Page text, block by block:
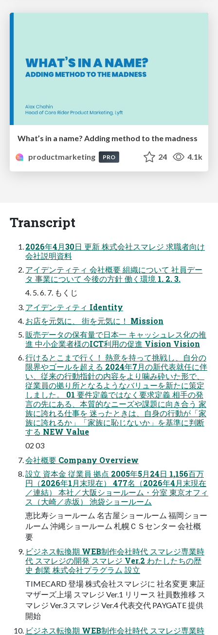
What’s in a name? Adding method to the madness
productmarketing
PRO 24 4.1k
Transcript
2026年4月30日 更新 株式会社スマレジ 求職者向け
会社説明資料
アイデンティティ 会社概要 組織について 社員デー
タ 事業について 今後の方針 働く環境 1. 2. 3.
4. 5. 6. 7. もくじ
アイデンティティ Identity
お店を元気に、 街を元気に！ Mission
販売データの保有量で日本一 キャッシュレス化の推
進 中小企業者様のICT利用の促進 Vision Vision
行けるとこまで行く！ 熱意を持って挑戦し、自分の
限界やゴールを超える 2024年7月の新代表就任に伴
い、従来の行動指針の内容をより噛み砕いた形で、
従業員の拠り所となるようなバリューを新たに策定
しました。 01 要件定義ではなく要求定義 相手の発
言の先にある、本質的なニーズや課題に向き合う 家
族に誇れる仕事を 迷ったときは、自身の行動が「家
族に誇れるか」「家族に恥じないか」を基準に判断
する NEW Value
02 03
会社概要 Company Overview
設立 資本金 従業員 拠点 2005年5月24日 1,156百万
円（2026年1月末現在） 477名（2026年4月末現在
／連結） 本社／大阪ショールーム・分室 東京オフィ
ス（大崎／赤坂） 池袋ショールーム
恵比寿ショールーム 名古屋ショールーム 福岡ショー
ルーム 沖縄ショールーム 札幌ＣＳセンター 会社概
要
ビジネス転換期 WEB制作会社時代 スマレジ専業時
代 スマレジの開発 スマレジ Ver.2 わたしたちの歴
史 創業 株式会社プラグラム 設立
TIMECARD 登場 株式会社スマレジに 社名変更 東証
マザーズ上場 スマレジ Ver.1 リリース 社員数推移 ス
マレジ Ver.3 スマレジ Ver.4 代表交代 PAYGATE 提供
開始
ビジネス転換期 WEB制作会社時代 スマレジ専業時